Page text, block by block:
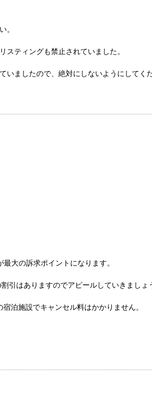
。
ティングも禁止されていました。
ましたので、絶対にしないようにしてくだ
大の訴求ポイントになります。
引はありますのでアピールしていきましょ
泊施設でキャンセル料はかかりません。